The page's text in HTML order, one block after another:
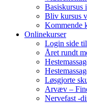
Basiskursus
Bliv kursus
Kommende
Onlinekurser
Login side
Året rundt
Løsgjorte
Arvæv –
Nervefast -